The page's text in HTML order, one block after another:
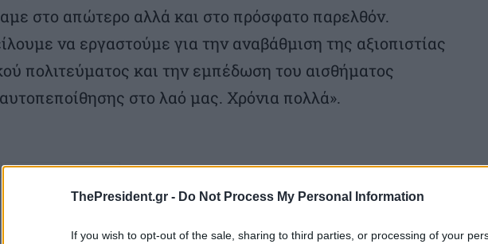
ThePresident.gr - Do Not Process My Personal Information
If you wish to opt-out of the sale, sharing to third parties, or processing of your
στο απώτερο αλλά και στο πρόσφατο παρελθόν.
να εργαστούμε για την αναβάθμιση της αξιοπιστίας
πολιτεύματος και την εμπέδωση του αισθήματος
στο λαό μας. Χρόνια πολλά».
Μάξιμος Χαρακόπουλος